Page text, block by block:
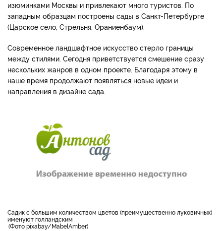
изюминками Москвы и привлекают много туристов. По
западным образцам построены сады в Санкт-Петербурге
(Царское село, Стрельня, Ораниенбаум).
Современное ландшафтное искусство стерло границы
между стилями. Сегодня приветствуется смешение сразу
нескольких жанров в одном проекте. Благодаря этому в
наше время продолжают появляться новые идеи и
направления в дизайне сада.
садик с большим количеством цветов (преимущественно луковичных)
именуют голландским
Фото pixabay/MabelAmber